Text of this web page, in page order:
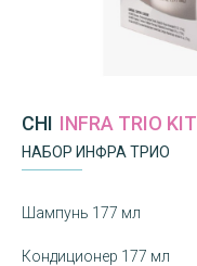
CHI INFRA TRIO KIT
НАБОР ИНФРА ТРИО
Шампунь 177 мл
Кондиционер 177 мл